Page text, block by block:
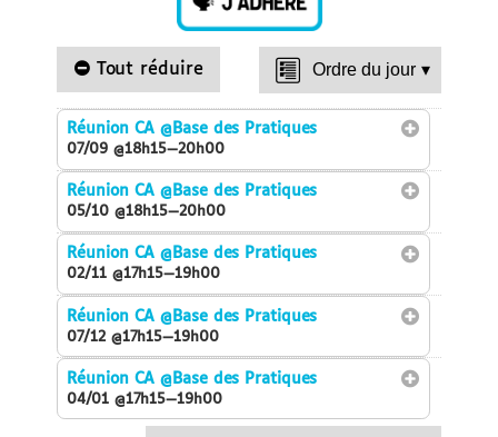
Tout réduire Ordre du jour ▾
Réunion CA@Base des Pratiques
07/09 @18h15—20h00
Réunion CA@Base des Pratiques
05/10 @18h15—20h00
Réunion CA@Base des Pratiques
02/11 @17h15—19h00
Réunion CA@Base des Pratiques
07/12 @17h15—19h00
Réunion CA@Base des Pratiques
04/01 @17h15—19h00